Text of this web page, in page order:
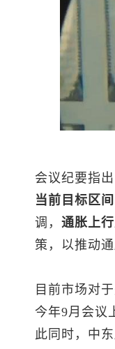
会议纪要指出
当前目标区间
调， 通胀上
策，以推动
目前市场对
今年9月会议
此同时，中